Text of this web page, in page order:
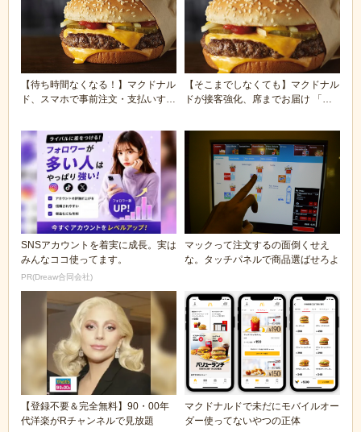
【待ち時間なくなる！】マクドナル
ド、スマホで事前注文・支払いする
【そこまでしなくても】マクドナル
ドが接客強化、席までお届け 「お
SNSアカウントを着実に成長。実は
みんなココ使ってます。
PR(Dreaw合同会社)
マックって注文するの面倒くせえ
な。タッチパネルで商品選ばせろよ
【登録不要＆完全無料】90・00年
代洋楽がRチャンネルで見放題
マクドナルドで未だにモバイルオー
ダー使ってないやつの正体